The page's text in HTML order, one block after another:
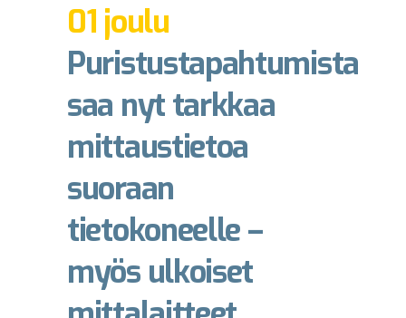
01 joulu
Puristustapahtumista
saa nyt tarkkaa
mittaustietoa
suoraan
tietokoneelle –
myös ulkoiset